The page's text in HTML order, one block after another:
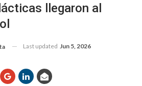
llegaron al
Last updated Jun 5, 2026